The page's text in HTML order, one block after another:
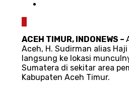
ACEH TIMUR, INDONEWS –
Aceh, H. Sudirman alias
langsung ke lokasi
Sumatera di sekitar area
Kabupaten Aceh Timur.